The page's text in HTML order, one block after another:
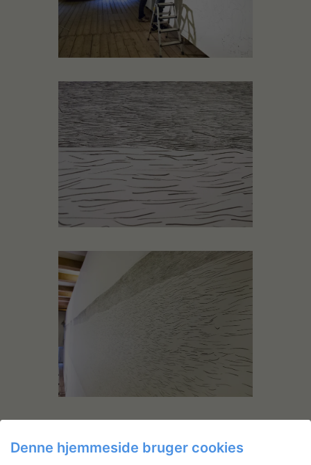
Denne hjemmeside bruger cookies